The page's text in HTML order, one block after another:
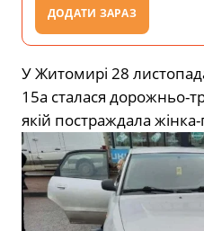
ДОДАТИ ЗАРАЗ
У Житомирі 28
15а сталася дорожньо-
якій постраждала жінка-